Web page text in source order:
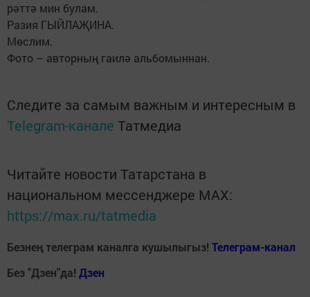
рәттә мин булам.
Разия ГЫЙЛАҖИНА.
Мөслим.
Фото – авторның гаилә альбомыннан.
Следите за самым важным и интересным в
Telegram-канале Татмедиа
Читайте новости Татарстана в
национальном мессенджере MАХ:
https://max.ru/tatmedia
Безнең телеграм каналга кушылыгыз! Телеграм-канал
Без "Дзен"да! Дзен